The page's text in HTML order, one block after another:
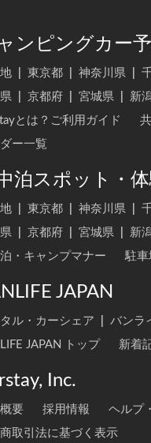
ンピングカー
東京都 神奈川県
京都府 宮城県 新
とは？ご利用ガイド
ー一覧
泊スポット・
東京都 神奈川県
京都府 宮城県 新
・キャンプマナー
駐車
JAPAN
ル・カーシェア バンラ
JAPAN トップ
新着
Inc.
要 採用情報 ヘルプ
取引法に基づく表示